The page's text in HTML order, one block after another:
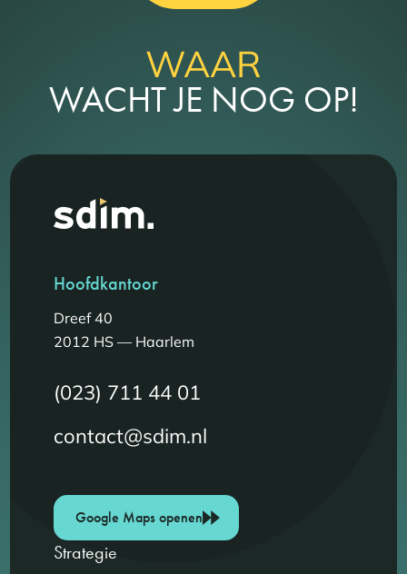
WAAR
WACHT JE NOG OP!
Hoofdkantoor
Dreef 40
2012 HS — Haarlem
(023) 711 44 01
contact@sdim.nl
Google Maps openen
Strategie